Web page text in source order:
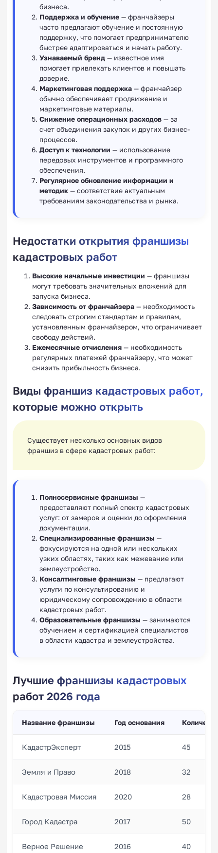
бизнеса.
Поддержка и обучение — франчайзеры
часто предлагают обучение и постоянную
поддержку, что помогает предпринимателю
быстрее адаптироваться и начать работу.
Узнаваемый бренд — известное имя
помогает привлекать клиентов и повышать
доверие.
Маркетинговая поддержка — франчайзер
обычно обеспечивает продвижение и
маркетинговые материалы.
Снижение операционных расходов — за
счет объединения закупок и других бизнес-
процессов.
Доступ к технологии — использование
передовых инструментов и программного
обеспечения.
Регулярное обновление информации и
методик — соответствие актуальным
требованиям законодательства и рынка.
Недостатки открытия франшизы
кадастровых работ
Высокие начальные инвестиции — франшизы
могут требовать значительных вложений для
запуска бизнеса.
Зависимость от франчайзера — необходимость
следовать строгим стандартам и правилам,
установленным франчайзером, что ограничивает
свободу действий.
Ежемесячные отчисления — необходимость
регулярных платежей франчайзеру, что может
снизить прибыльность бизнеса.
Виды франшиз кадастровых работ,
которые можно открыть
Существует несколько основных видов
франшиз в сфере кадастровых работ:
Полносервисные франшизы —
предоставляют полный спектр кадастровых
услуг: от замеров и оценки до оформления
документации.
Специализированные франшизы —
фокусируются на одной или нескольких
узких областях, таких как межевание или
землеустройство.
Консалтинговые франшизы — предлагают
услуги по консультированию и
юридическому сопровождению в области
кадастровых работ.
Образовательные франшизы — занимаются
обучением и сертификацией специалистов
в области кадастра и землеустройства.
Лучшие франшизы кадастровых
работ 2026 года
Название франшизы Год основания
КадастрЭксперт 2015 45
Земля и Право 2018 32
Кадастровая Миссия 2020 28
Город Кадастра 2017 50
Верное Решение 2016 40